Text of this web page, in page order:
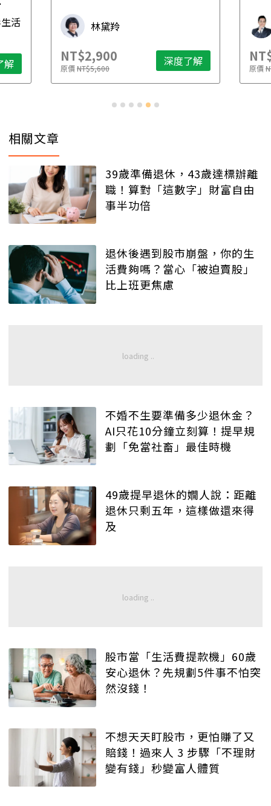
活
解
林黛羚
NT$2,900
原價NT$5,600 深度了解 原價
相關文章
39歲準備退休，43歲達標辦離
職！算對「這數字」財富自由
事半功倍
退休後遇到股市崩盤，你的生
活費夠嗎？當心「被迫賣股」
比上班更焦慮
不婚不生要準備多少退休金？
AI只花10分鐘立刻算！提早規
劃「免當社畜」最佳時機
49歲提早退休的嫺人說：距離
退休只剩五年，這樣做還來得
及
股市當「生活費提款機」60歲
安心退休？先規劃5件事不怕突
然沒錢！
不想天天盯股市，更怕賺了又
賠錢！過來人 3 步驟「不理財
變有錢」秒變富人體質